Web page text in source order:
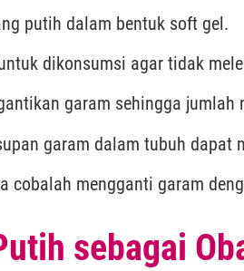
putih dalam bentuk soft gel.
dikonsumsi agar tidak
garam sehingga
garam dalam tubuh dapat
cobalah mengganti garam
sebagai